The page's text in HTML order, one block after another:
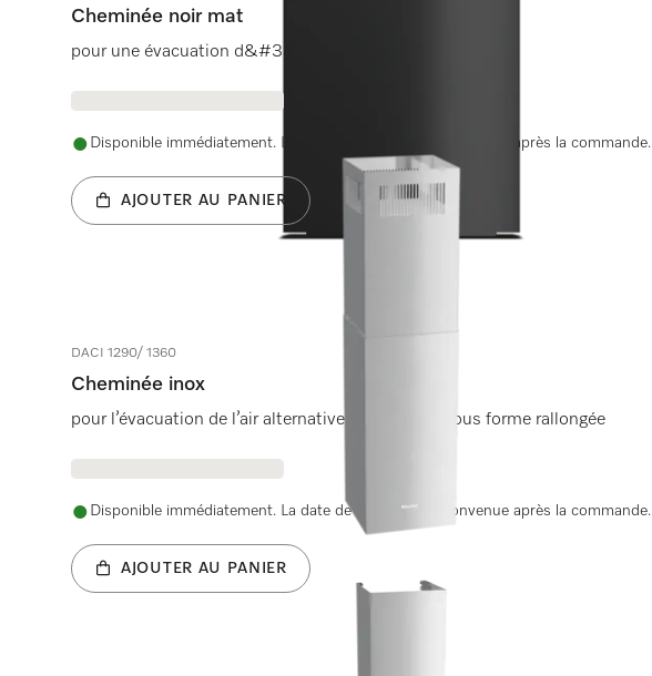
Cheminée noir mat
pour une évacuation d&#39;air par le haut.
Disponible immédiatement. La date de livraison est convenue après la commande.
AJOUTER AU PANIER
DACI 1290/ 1360
Cheminée inox
pour l’évacuation de l’air alternative vers le haut sous forme rallongée
Disponible immédiatement. La date de livraison est convenue après la commande.
AJOUTER AU PANIER